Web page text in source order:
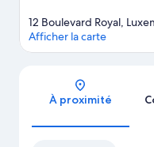
12 Boulevard Royal,
Afficher la carte
À proximité